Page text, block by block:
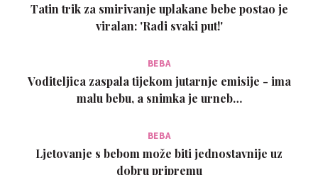
Tatin trik za smirivanje uplakane bebe postao je
viralan: 'Radi svaki put!'
BEBA
Voditeljica zaspala tijekom jutarnje emisije - ima
malu bebu, a snimka je urneb…
BEBA
Ljetovanje s bebom može biti jednostavnije uz
dobru pripremu